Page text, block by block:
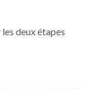
deux étapes